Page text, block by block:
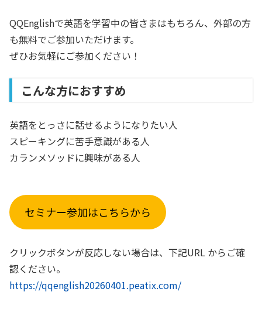
QQEnglishで英語を学習中の皆さまはもちろん、外部の方
も無料でご参加いただけます。
ぜひお気軽にご参加ください！
こんな方におすすめ
英語をとっさに話せるようになりたい人
スピーキングに苦手意識がある人
カランメソッドに興味がある人
セミナー参加はこちらから
クリックボタンが反応しない場合は、下記URL からご確
認ください。
https://qqenglish20260401.peatix.com/